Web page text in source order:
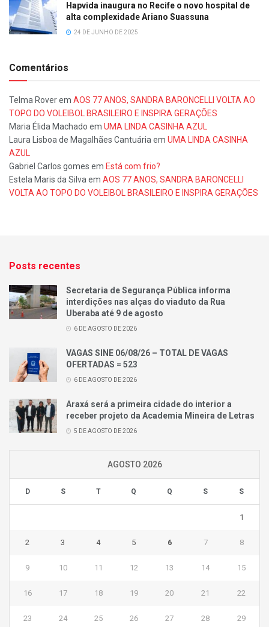
Hapvida inaugura no Recife o novo hospital de
alta complexidade Ariano Suassuna
24 DE JUNHO DE 2025
Comentários
Telma Roverem AOS 77 ANOS, SANDRA BARONCELLI VOLTA AO
TOPO DO VOLEIBOL BRASILEIRO E INSPIRA GERAÇÕES
Maria Élida Machado em UMA LINDA CASINHA AZUL
Laura Lisboa de Magalhães Cantuária em UMA LINDA CASINHA
AZUL
Gabriel Carlos gomes em Está com frio?
Estela Maris da Silva em AOS 77 ANOS, SANDRA BARONCELLI
VOLTA AO TOPO DO VOLEIBOL BRASILEIRO E INSPIRA GERAÇÕES
Posts recentes
Secretaria de Segurança Pública informa
interdições nas alças do viaduto da Rua
Uberaba até 9 de agosto
6 DE AGOSTO DE 2026
VAGAS SINE 06/08/26 – TOTAL DE VAGAS
OFERTADAS = 523
6 DE AGOSTO DE 2026
Araxá será a primeira cidade do interior a
receber projeto da Academia Mineira de Letras
5 DE AGOSTO DE 2026
AGOSTO 2026
D S T Q Q S S
1
2 3 4 5 6 7 8
9 10 11 12 13 14 15
16 17 18 19 20 21 22
23 24 25 26 27 28 29